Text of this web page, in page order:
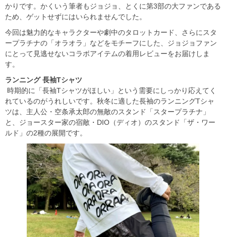
かりです。かくいう筆者もジョジョ、とくに第3部の大ファンである
ため、ゲットせずにはいられませんでした。
今回は魅力的なキャラクターや劇中のタロットカード、さらにスタ
ープラチナの「オラオラ」などをモチーフにした、ジョジョファン
にとって見逃せないコラボアイテムの着用レビューをお届けしま
す。
ランニング 長袖Tシャツ
時期的に「長袖Tシャツがほしい」という需要にしっかり応えてく
れているのがうれしいです。秋冬に適した長袖のランニングTシャ
ツは、主人公・空条承太郎の無敵のスタンド「スタープラチナ」
と、ジョースター家の宿敵・DIO（ディオ）のスタンド「ザ・ワー
ルド」の2種の展開です。